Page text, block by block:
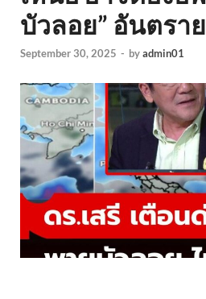
บัวลอย” อันตรา
September 30, 2025 - byadmin01